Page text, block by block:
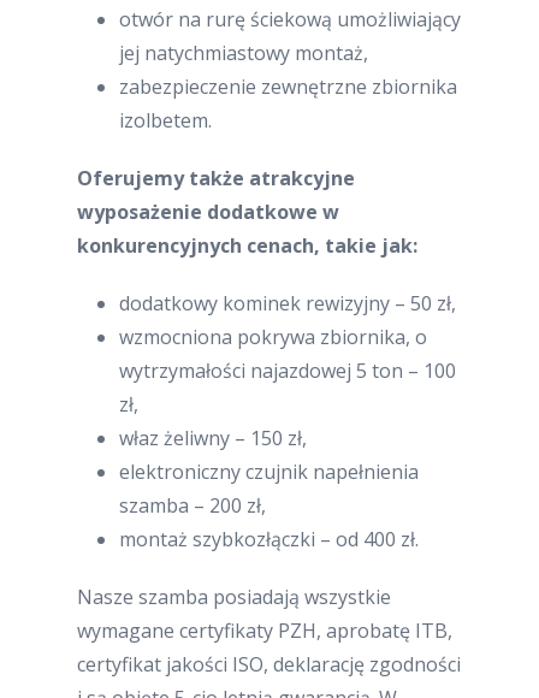
otwór na rurę ściekową umożliwiający
jej natychmiastowy montaż,
zabezpieczenie zewnętrzne zbiornika
izolbetem.
Oferujemy także atrakcyjne
wyposażenie dodatkowe w
konkurencyjnych cenach, takie jak:
dodatkowy kominek rewizyjny – 50 zł,
wzmocniona pokrywa zbiornika, o
wytrzymałości najazdowej 5 ton – 100
zł,
właz żeliwny – 150 zł,
elektroniczny czujnik napełnienia
szamba – 200 zł,
montaż szybkozłączki – od 400 zł.
Nasze szamba posiadają wszystkie
wymagane certyfikaty PZH, aprobatę ITB,
certyfikat jakości ISO, deklarację zgodności